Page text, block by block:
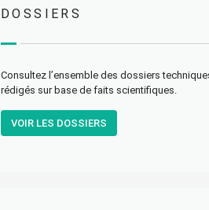
DOSSIERS
Consultez l’ensemble des dossiers
rédigés sur base de faits scientifiques.
VOIR LES DOSSIERS